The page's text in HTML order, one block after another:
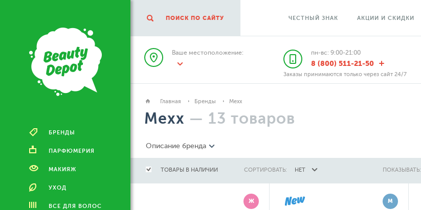
БРЕНДЫ
ПАРФЮМЕРИЯ
МАКИЯЖ
УХОД
ВСЕ ДЛЯ ВОЛОС
ПОИСК ПО САЙТУ ЧЕСТНЫЙ ЗНАК АКЦИИ И СКИДКИ
Ваше местоположение: пн-вс: 9:00-21:00
8 (800) 511-21-50
Заказы принимаются только через сайт 24/7
Главная Бренды Mexx
Mexx — 13 товаров
Описание бренда
ТОВАРЫ В НАЛИЧИИ СОРТИРОВАТЬ: НЕТ ПОКАЗЫВАТЬ:
Ж М